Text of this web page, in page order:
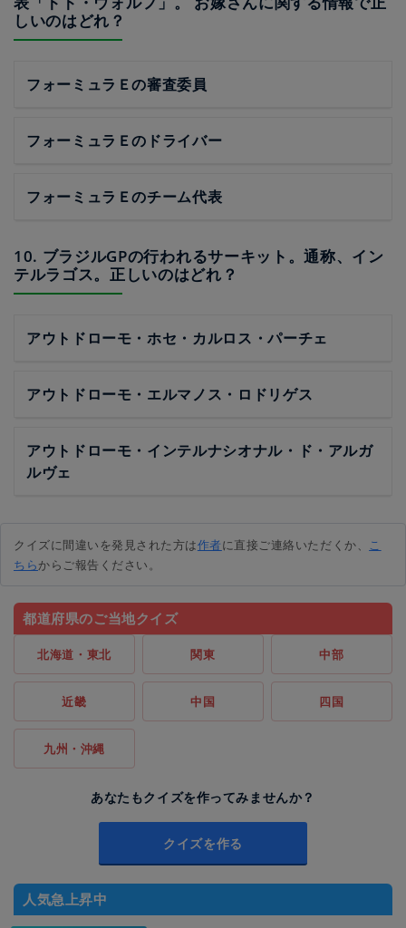
しいのはどれ？
フォーミュラＥの審査委員
フォーミュラＥのドライバー
フォーミュラＥのチーム代表
10. ブラジルGPの行われるサーキット。通称、イン
テルラゴス。正しいのはどれ？
アウトドローモ・ホセ・カルロス・パーチェ
アウトドローモ・エルマノス・ロドリゲス
アウトドローモ・インテルナシオナル・ド・アルガ
ルヴェ
クイズに間違いを発見された方は作者に直接ご連絡いただくか、 こ
ちらからご報告ください。
都道府県のご当地クイズ
北海道・東北 関東 中部
近畿 中国 四国
九州・沖縄
あなたもクイズを作ってみませんか？
クイズを作る
人気急上昇中